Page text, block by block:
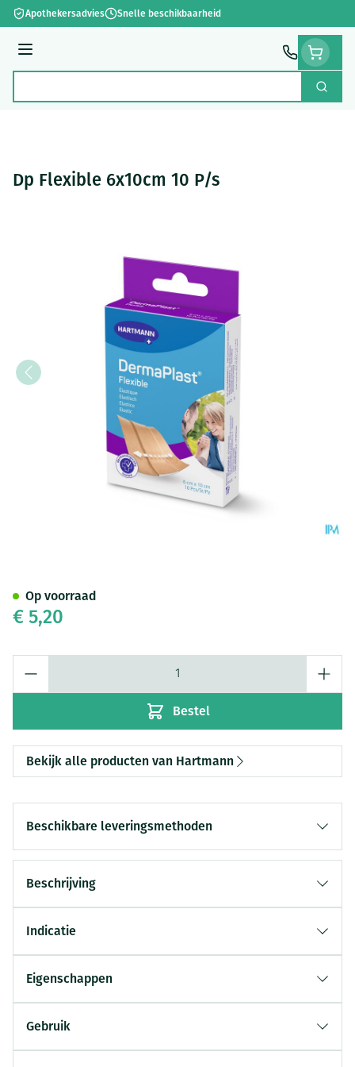
Ga naar de inhoud
Apothekersadvies Snelle beschikbaarheid
Menu
Zoek
Dp Flexible 6x10cm 10 P/s
€ 5,20
Bestel
Op voorraad
Bekijk alle producten van Hartmann
Beschikbare leveringsmethoden
Beschrijving
Indicatie
Eigenschappen
Gebruik